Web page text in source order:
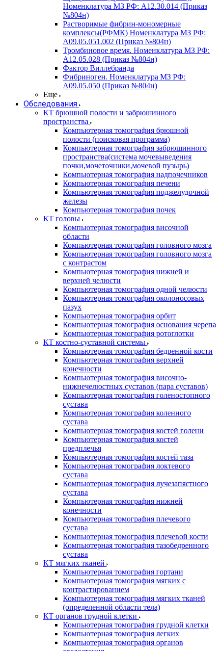
Номенклатура МЗ РФ: A12.30.014 (Приказ
№804н)
Растворимые фибрин-мономерные
комплексы(РФМК) Номенклатура МЗ РФ:
A09.05.051.002 (Приказ №804н)
Тромбиновое время. Номенклатура МЗ РФ:
A12.05.028 (Приказ №804н)
Фактор Виллебранда
Фибриноген. Номенклатура МЗ РФ:
A09.05.050 (Приказ №804н)
Еще
Обследования
КТ брюшной полости и забрюшинного
пространства
Компьютерная томография брюшной
полости (поисковая программа)
Компьютерная томография забрюшинного
пространства(система мочевыведения
почки,мочеточники,мочевой пузырь)
Компьютерная томография надпочечников
Компьютерная томография печени
Компьютерная томография поджелудочной
железы
Компьютерная томография почек
КТ головы
Компьютерная томография височной
области
Компьютерная томография головного мозга
Компьютерная томография головного мозга
с контрастом
Компьютерная томография нижней и
верхней челюсти
Компьютерная томография одной челюсти
Компьютерная томография околоносовых
пазух
Компьютерная томография орбит
Компьютерная томография основания черепа
Компьютерная томография ротоглотки
КТ костно-суставной системы
Компьютерная томография бедренной кости
Компьютерная томография верхней
конечности
Компьютерная томография височно-
нижнечелюстных суставов (пара суставов)
Компьютерная томография голеностопного
сустава
Компьютерная томография коленного
сустава
Компьютерная томография костей голени
Компьютерная томография костей
предплечья
Компьютерная томография костей таза
Компьютерная томография локтевого
сустава
Компьютерная томография лучезапястного
сустава
Компьютерная томография нижней
конечности
Компьютерная томография плечевого
сустава
Компьютерная томография плечевой кости
Компьютерная томография тазобедренного
сустава
КТ мягких тканей
Компьютерная томография гортани
Компьютерная томография мягких с
контрастированием
Компьютерная томография мягких тканей
(определенной области тела)
КТ органов грудной клетки
Компьютерная томография грудной клетки
Компьютерная томография легких
Компьютерная томография органов